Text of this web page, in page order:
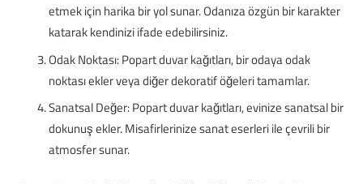
etmek için harika bir yol sunar. Odanıza özgün bir karakter
katarak kendinizi ifade edebilirsiniz.
Odak Noktası: Popart duvar kağıtları, bir odaya odak
noktası ekler veya diğer dekoratif öğeleri tamamlar.
Sanatsal Değer: Popart duvar kağıtları, evinize sanatsal bir
dokunuş ekler. Misafirlerinize sanat eserleri ile çevrili bir
atmosfer sunar.